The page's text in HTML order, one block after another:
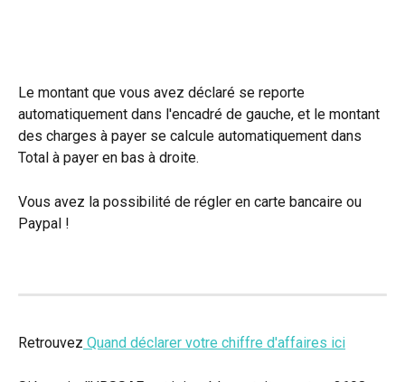
Le montant que vous avez déclaré se reporte
automatiquement dans l'encadré de gauche, et le montant
des charges à payer se calcule automatiquement dans
Total à payer en bas à droite.
Vous avez la possibilité de régler en carte bancaire ou
Paypal !
Retrouvez Quand déclarer votre chiffre d'affaires ici